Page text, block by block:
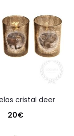
cristal deer
20€